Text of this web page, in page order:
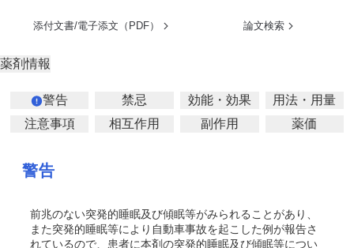
添付文書/電子添文（PDF） 論文検索
薬剤情報
警告 禁忌 効能・効果
用法・用量
注意事項
相互作用 副作用 薬価
警告
前兆のない突発的睡眠及び傾眠等がみられることがあり、
また突発的睡眠等により自動車事故を起こした例が報告さ
れているので、患者に本剤の突発的睡眠及び傾眠等につい